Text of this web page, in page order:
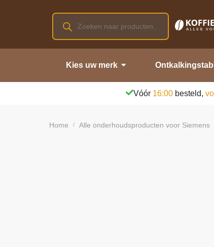
Kies uw merk
Vóór 16:00 besteld,
Home / Alle onderhoudsproducten voor Siemens